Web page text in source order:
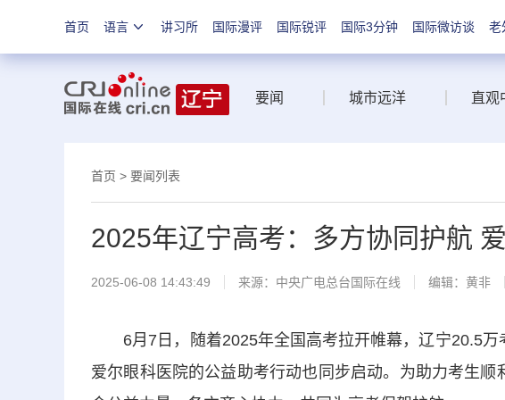
首页 语言 讲习所 国际漫评 国际锐评 国际3分钟 国际微访谈 老
要闻 城市远洋 直观
首页 > 要闻列表
2025年辽宁高考：多方协同护航
2025-06-08 14:43:49 来源：中央广电总台国际在线 编辑：黄非
6月7日，随着2025年全国高考拉开帷幕，辽宁20.5万
爱尔眼科医院的公益助考行动也同步启动。为助力考生